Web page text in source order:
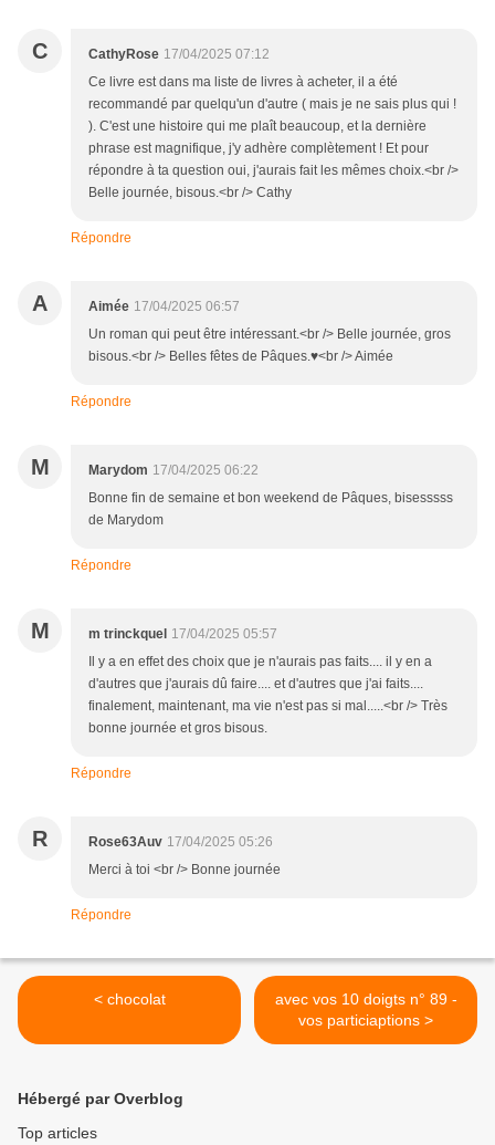
C CathyRose 17/04/2025 07:12
Ce livre est dans ma liste de livres à acheter, il a été
recommandé par quelqu'un d'autre ( mais je ne sais plus qui !
). C'est une histoire qui me plaît beaucoup, et la dernière
phrase est magnifique, j'y adhère complètement ! Et pour
répondre à ta question oui, j'aurais fait les mêmes choix.<br />
Belle journée, bisous.<br /> Cathy
Répondre
A Aimée 17/04/2025 06:57
Un roman qui peut être intéressant.<br /> Belle journée, gros
bisous.<br /> Belles fêtes de Pâques.♥<br /> Aimée
Répondre
M Marydom 17/04/2025 06:22
Bonne fin de semaine et bon weekend de Pâques, bisesssss
de Marydom
Répondre
M m trinckquel 17/04/2025 05:57
Il y a en effet des choix que je n'aurais pas faits.... il y en a
d'autres que j'aurais dû faire.... et d'autres que j'ai faits....
finalement, maintenant, ma vie n'est pas si mal.....<br /> Très
bonne journée et gros bisous.
Répondre
R Rose63Auv 17/04/2025 05:26
Merci à toi <br /> Bonne journée
Répondre
< chocolat
avec vos 10 doigts n° 89 -
vos particiaptions >
Hébergé par Overblog
Top articles